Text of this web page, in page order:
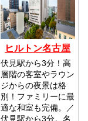
ヒルトン名古屋
伏見駅から3分！高
層階の客室やラウン
ジからの夜景は格
別！ファミリーに最
適な和室も完備。／
伏見駅から3分。名